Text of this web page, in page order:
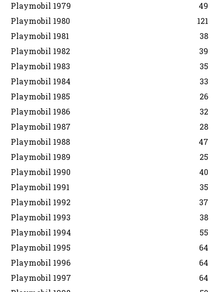
Playmobil 1979
49
Playmobil 1980
121
Playmobil 1981
38
Playmobil 1982
39
Playmobil 1983
35
Playmobil 1984
33
Playmobil 1985
26
Playmobil 1986
32
Playmobil 1987
28
Playmobil 1988
47
Playmobil 1989
25
Playmobil 1990
40
Playmobil 1991
35
Playmobil 1992
37
Playmobil 1993
38
Playmobil 1994
55
Playmobil 1995
64
Playmobil 1996
64
Playmobil 1997
64